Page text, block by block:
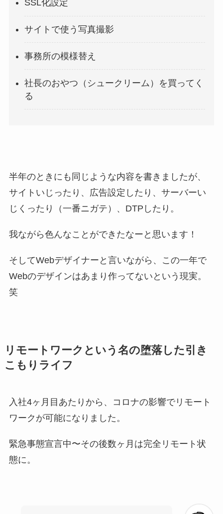
SSL化設定
サイトで使う写真撮影
事務所の模様替え
社長のおやつ（シュークリーム）を買ってく
る
半年のときにも同じような内容を書きましたが、
サイトいじったり、広告設定したり、サーバーい
じくったり（一番ニガテ）、DTPしたり。
我ながら色んなことができたなーと思います！
そしてWebデザイナーと言いながら、この一年で
Webのデザインはあまり作ってないという現実。
笑
リモートワークという名の堕落した引き
こもりライフ
入社4ヶ月目あたりから、コロナの影響でリモート
ワークが可能になりました。
緊急事態宣言中〜その後数ヶ月は完全リモート状
態に。